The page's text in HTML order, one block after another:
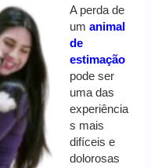
A perda de
umanimal
de
estimação
pode ser
uma das
experiência
s mais
difíceis e
dolorosas